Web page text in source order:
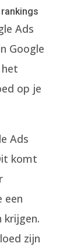
Ads
Google
op je
Ads
komt
een
krijgen.
zijn